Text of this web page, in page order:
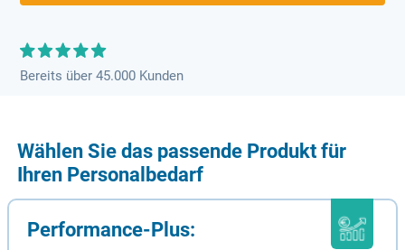
Bereits über 45.000 Kunden
Wählen Sie das passende Produkt für
Ihren Personalbedarf
Performance-Plus: